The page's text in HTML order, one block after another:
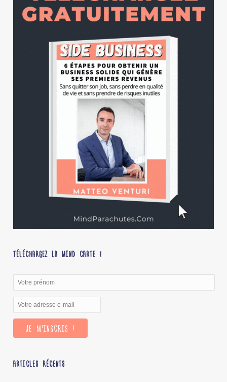
TÉLÉCHARGEZ LA MIND CARTE !
ARTICLES RÉCENTS